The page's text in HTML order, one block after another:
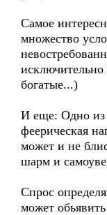
Самое
множество
богатые...)
И еще: Одно из
феерическая
может и не
шарм и
Спрос
может